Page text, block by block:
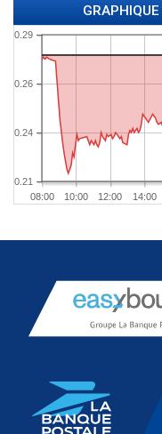
GRAPHIQUE
08:00 10:00 12:00 14:00
0.21
0.24
0.26
0.29